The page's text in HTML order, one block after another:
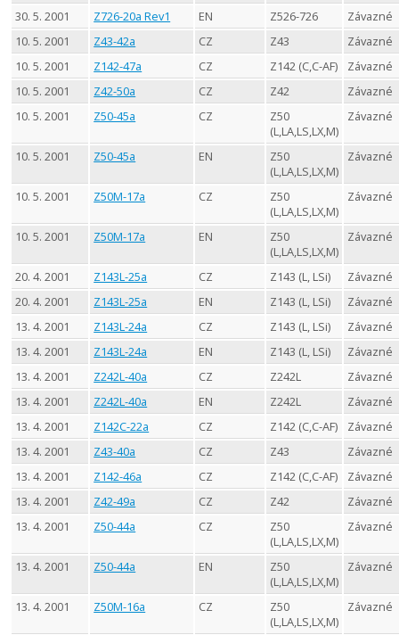
30. 5. 2001
Z726-20a Rev1 EN Z526-726
Závazné
10. 5. 2001
Z43-42a CZ Z43
Závazné
10. 5. 2001
Z142-47a CZ Z142 (C,C-AF)
Závazné
10. 5. 2001
Z42-50a CZ Z42
Závazné
10. 5. 2001
Z50-45a CZ
Z50
(L,LA,LS,LX,M)
Závazné
10. 5. 2001 Z50-45a EN
Z50
(L,LA,LS,LX,M)
Závazné
10. 5. 2001 Z50M-17a CZ
Z50
(L,LA,LS,LX,M)
Závazné
10. 5. 2001 Z50M-17a EN
Z50
(L,LA,LS,LX,M)
Závazné
20. 4. 2001 Z143L-25a CZ Z143 (L, LSi)
Závazné
20. 4. 2001
Z143L-25a EN Z143 (L, LSi)
Závazné
13. 4. 2001
Z143L-24a CZ Z143 (L, LSi)
Závazné
13. 4. 2001
Z143L-24a EN Z143 (L, LSi)
Závazné
13. 4. 2001
Z242L-40a CZ Z242L
Závazné
13. 4. 2001
Z242L-40a EN Z242L
Závazné
13. 4. 2001
Z142C-22a CZ Z142 (C,C-AF)
Závazné
13. 4. 2001
Z43-40a CZ Z43
Závazné
13. 4. 2001
Z142-46a CZ Z142 (C,C-AF)
Závazné
13. 4. 2001
Z42-49a CZ Z42
Závazné
13. 4. 2001
Z50-44a CZ
Z50
(L,LA,LS,LX,M)
Závazné
13. 4. 2001 Z50-44a EN
Z50
(L,LA,LS,LX,M)
Závazné
13. 4. 2001 Z50M-16a CZ
Z50
(L,LA,LS,LX,M)
Závazné